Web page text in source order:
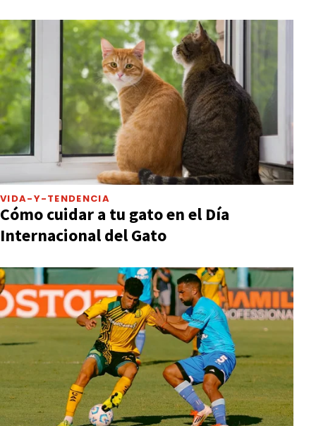
VIDA-Y-TENDENCIA
Cómo cuidar a tu gato en el Día
Internacional del Gato